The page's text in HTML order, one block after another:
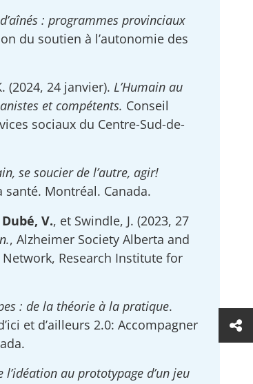
: programmes provinciaux
du soutien à l’autonomie des
(2024, 24 janvier). L’Humain au
et compétents. Conseil
sociaux du Centre-Sud-de-
se soucier de l’autre, agir!
Montréal. Canada.
Dubé, V., et Swindle, J. (2023, 27
, Alzheimer Society Alberta and
Research Institute for
: de la théorie à la pratique.
et d’ailleurs 2.0: Accompagner
l’idéation au prototypage d’un jeu